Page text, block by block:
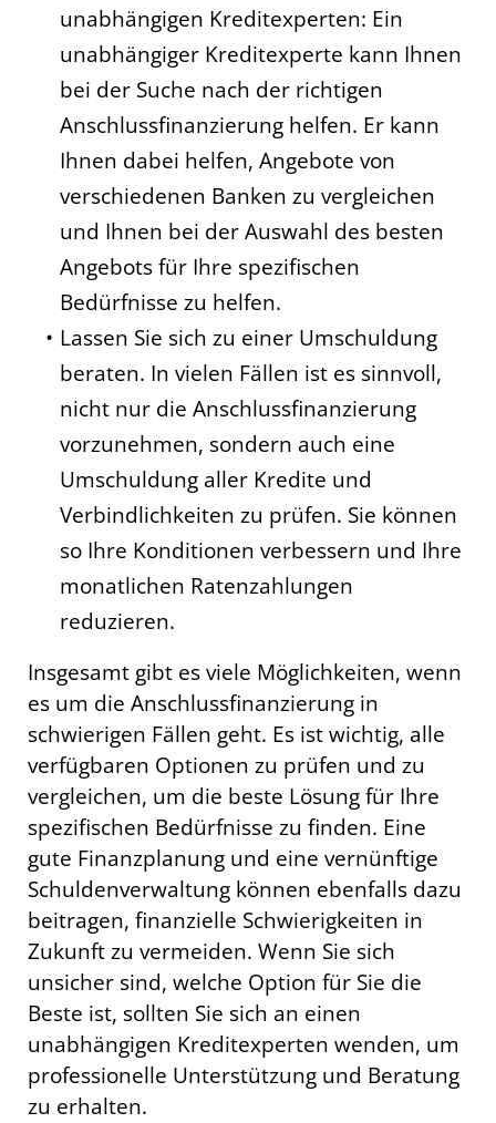
unabhängigen Kreditexperten: Ein
unabhängiger Kreditexperte kann Ihnen
bei der Suche nach der richtigen
Anschlussfinanzierung helfen. Er kann
Ihnen dabei helfen, Angebote von
verschiedenen Banken zu vergleichen
und Ihnen bei der Auswahl des besten
Angebots für Ihre spezifischen
Bedürfnisse zu helfen.
Lassen Sie sich zu einer Umschuldung
beraten. In vielen Fällen ist es sinnvoll,
nicht nur die Anschlussfinanzierung
vorzunehmen, sondern auch eine
Umschuldung aller Kredite und
Verbindlichkeiten zu prüfen. Sie können
so Ihre Konditionen verbessern und Ihre
monatlichen Ratenzahlungen
reduzieren.
Insgesamt gibt es viele Möglichkeiten, wenn
es um die Anschlussfinanzierung in
schwierigen Fällen geht. Es ist wichtig, alle
verfügbaren Optionen zu prüfen und zu
vergleichen, um die beste Lösung für Ihre
spezifischen Bedürfnisse zu finden. Eine
gute Finanzplanung und eine vernünftige
Schuldenverwaltung können ebenfalls dazu
beitragen, finanzielle Schwierigkeiten in
Zukunft zu vermeiden. Wenn Sie sich
unsicher sind, welche Option für Sie die
Beste ist, sollten Sie sich an einen
unabhängigen Kreditexperten wenden, um
professionelle Unterstützung und Beratung
zu erhalten.